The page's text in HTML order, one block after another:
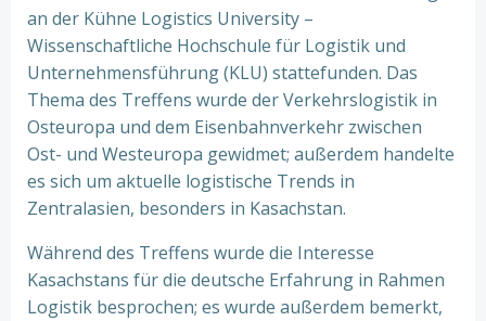
an der Kühne Logistics University –
Wissenschaftliche Hochschule für Logistik und
Unternehmensführung (KLU) stattefunden. Das
Thema des Treffens wurde der Verkehrslogistik in
Osteuropa und dem Eisenbahnverkehr zwischen
Ost- und Westeuropa gewidmet; außerdem handelte
es sich um aktuelle logistische Trends in
Zentralasien, besonders in Kasachstan.
Während des Treffens wurde die Interesse
Kasachstans für die deutsche Erfahrung in Rahmen
Logistik besprochen; es wurde außerdem bemerkt,